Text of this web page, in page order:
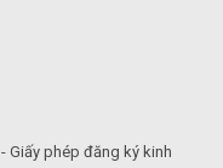
Giấy phép đăng ký kinh